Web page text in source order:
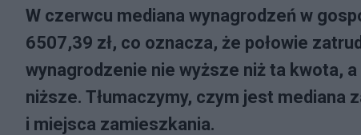
W czerwcu mediana wynagrodzeń w
6507,39 zł, co oznacza, że połowie
wynagrodzenie nie wyższe niż ta kwota,
niższe. Tłumaczymy, czym jest mediana
i miejsca zamieszkania.